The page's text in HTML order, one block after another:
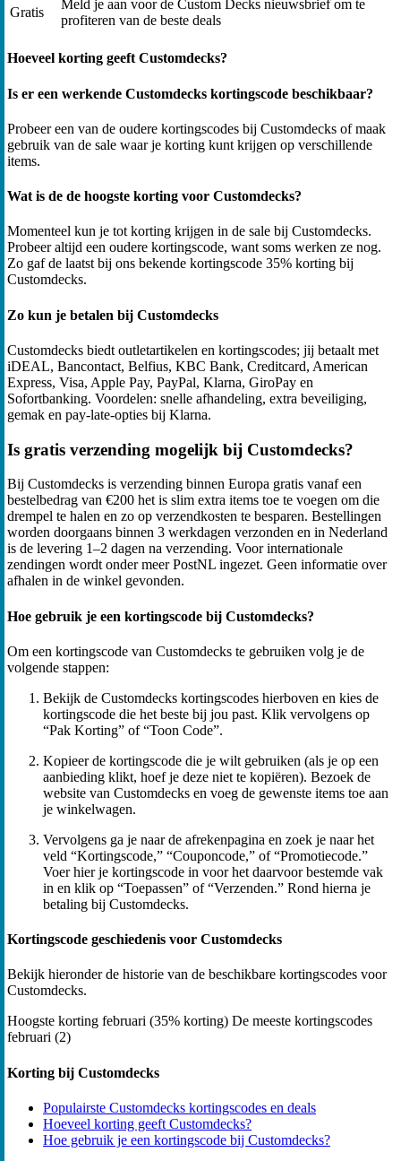
Gratis
Meld je aan voor de Custom Decks nieuwsbrief om te
profiteren van de beste deals
Hoeveel korting geeft Customdecks?
Is er een werkende Customdecks kortingscode beschikbaar?
Probeer een van de oudere kortingscodes bij Customdecks of maak
gebruik van de sale waar je korting kunt krijgen op verschillende
items.
Wat is de de hoogste korting voor Customdecks?
Momenteel kun je tot korting krijgen in de sale bij Customdecks.
Probeer altijd een oudere kortingscode, want soms werken ze nog.
Zo gaf de laatst bij ons bekende kortingscode 35% korting bij
Customdecks.
Zo kun je betalen bij Customdecks
Customdecks biedt outletartikelen en kortingscodes; jij betaalt met
iDEAL, Bancontact, Belfius, KBC Bank, Creditcard, American
Express, Visa, Apple Pay, PayPal, Klarna, GiroPay en
Sofortbanking. Voordelen: snelle afhandeling, extra beveiliging,
gemak en pay-late-opties bij Klarna.
Is gratis verzending mogelijk bij Customdecks?
Bij Customdecks is verzending binnen Europa gratis vanaf een
bestelbedrag van €200 het is slim extra items toe te voegen om die
drempel te halen en zo op verzendkosten te besparen. Bestellingen
worden doorgaans binnen 3 werkdagen verzonden en in Nederland
is de levering 1–2 dagen na verzending. Voor internationale
zendingen wordt onder meer PostNL ingezet. Geen informatie over
afhalen in de winkel gevonden.
Hoe gebruik je een kortingscode bij Customdecks?
Om een kortingscode van Customdecks te gebruiken volg je de
volgende stappen:
Bekijk de Customdecks kortingscodes hierboven en kies de
kortingscode die het beste bij jou past. Klik vervolgens op
“Pak Korting” of “Toon Code”.
Kopieer de kortingscode die je wilt gebruiken (als je op een
aanbieding klikt, hoef je deze niet te kopiëren). Bezoek de
website van Customdecks en voeg de gewenste items toe aan
je winkelwagen.
Vervolgens ga je naar de afrekenpagina en zoek je naar het
veld “Kortingscode,” “Couponcode,” of “Promotiecode.”
Voer hier je kortingscode in voor het daarvoor bestemde vak
in en klik op “Toepassen” of “Verzenden.” Rond hierna je
betaling bij Customdecks.
Kortingscode geschiedenis voor Customdecks
Bekijk hieronder de historie van de beschikbare kortingscodes voor
Customdecks.
Hoogste korting februari (35% korting) De meeste kortingscodes
februari (2)
Korting bij Customdecks
Populairste Customdecks kortingscodes en deals
Hoeveel korting geeft Customdecks?
Hoe gebruik je een kortingscode bij Customdecks?